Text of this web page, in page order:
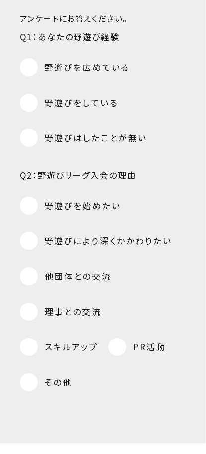
アンケートにお答えください。
Q1：あなたの野遊び経験
野遊びを広めている
野遊びをしている
野遊びはしたことが無い
Q2：野遊びリーグ入会の理由
野遊びを始めたい
野遊びにより深くかかわりたい
他団体との交流
理事との交流
スキルアップ PR活動
その他